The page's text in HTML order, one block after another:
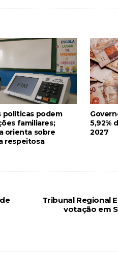
políticas podem
familiares;
orienta sobre
respeitosa
5,92%
2027
Tribunal Regional
votação em